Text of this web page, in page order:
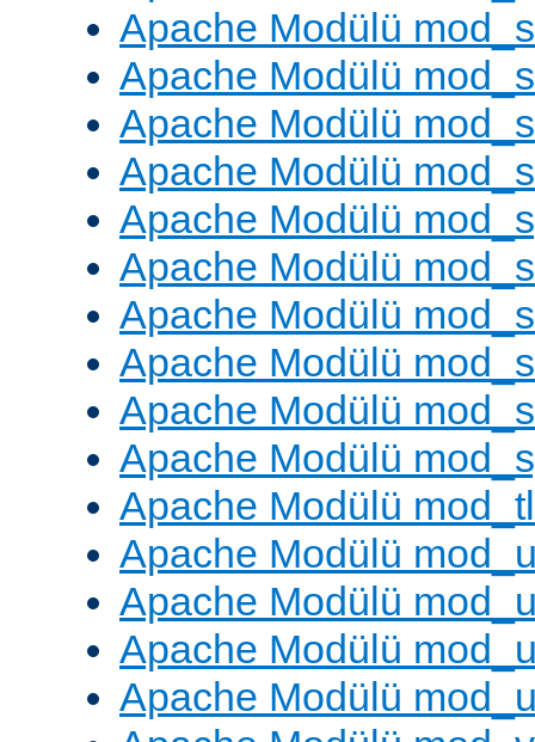
Apache Modülü
Apache Modülü
Apache Modülü
Apache Modülü
Apache Modülü
Apache Modülü
Apache Modülü
Apache Modülü
Apache Modülü
Apache Modülü
Apache Modülü
Apache Modülü
Apache Modülü
Apache Modülü
Apache Modülü